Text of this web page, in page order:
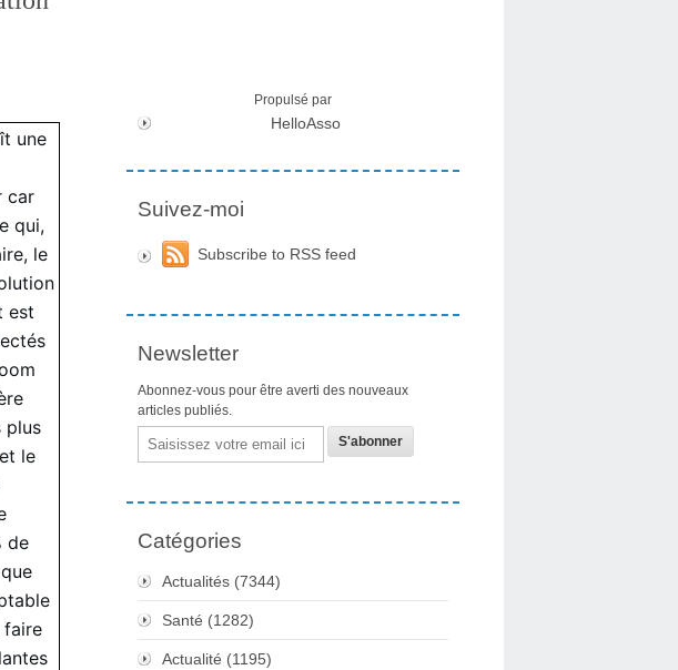
une
car
qui,
le
est
plus
le
de
faire
Propulsé par
HelloAsso
Suivez-moi
Subscribe to RSS feed
Newsletter
Abonnez-vous pour être averti des nouveaux
articles publiés.
Email
Catégories
Actualités (7344)
Santé (1282)
Actualité (1195)